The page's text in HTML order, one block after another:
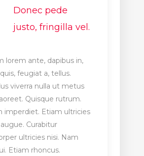
Donec pede
justo, fringilla vel.
lorem ante, dapibus in,
feugiat a, tellus.
viverra nulla ut metus
Quisque rutrum.
imperdiet. Etiam ultricies
Curabitur
ultricies nisi. Nam
Etiam rhoncus.